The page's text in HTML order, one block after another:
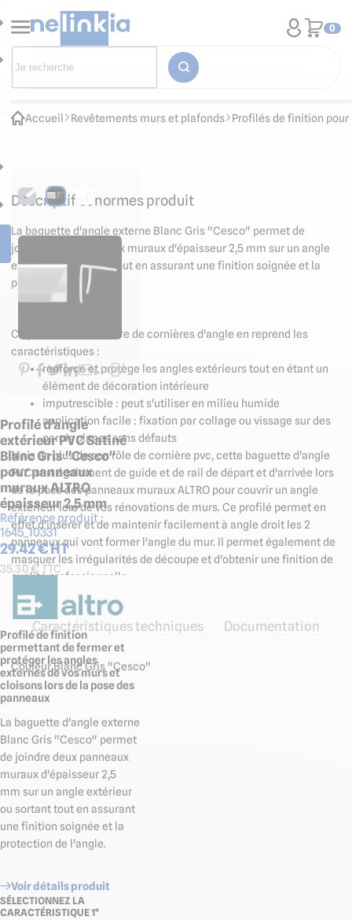
0
Accueil Revêtements murs et plafonds Profilés de finition
Profilé d'angle
extérieur PVC Satiné
Blanc Gris "Cesco"
pour panneaux
muraux ALTRO
épaisseur 2,5 mm
Référence produit :
1645_10331
29.42€ HT
35.30€ TTC
Profilé de finition
permettant de fermer et
protéger les angles
externes de vos murs et
cloisons lors de la pose des
panneaux
La baguette d'angle externe
Blanc Gris "Cesco" permet
de joindre deux panneaux
muraux d'épaisseur 2,5
mm sur un angle extérieur
ou sortant tout en assurant
une finition soignée et la
protection de l'angle.
Voir détails produit
SÉLECTIONNEZ LA
CARACTÉRISTIQUE 1*
Descriptif et normes produit
La baguette d'angle externe Blanc Gris "Cesco" permet de
joindre deux panneaux muraux d'épaisseur 2,5 mm sur un angle
extérieur ou sortant tout en assurant une finition soignée et la
protection de l'angle.
Ce profilé PVC à l'allure de cornières d'angle en reprend les
caractéristiques :
renforce et protège les angles extérieurs tout en étant un
élément de décoration intérieure
imputrescible : peut s'utiliser en milieu humide
application facile : fixation par collage ou vissage sur des
parois planes sans défauts
Mais en plus de son rôle de cornière pvc, cette baguette d'angle
PVC sert également de guide et de rail de départ et d'arrivée lors
de la pose des panneaux muraux ALTRO pour couvrir un angle
extérieur lors de vos rénovations de murs. Ce profilé permet en
effet d'insérer et de maintenir facilement à angle droit les 2
panneaux qui vont former l'angle du mur. Il permet également de
masquer les irrégularités de découpe et d'obtenir une finition de
qualité professionnelle.
Caractéristiques techniques Documentation
Couleur Blanc Gris "Cesco"